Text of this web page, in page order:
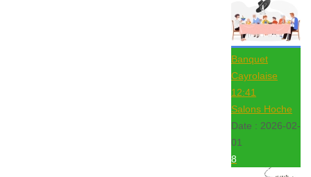
Banquet
Cayrolaise
12:41
Salons Hoche
Date : 2026-02-
01
8